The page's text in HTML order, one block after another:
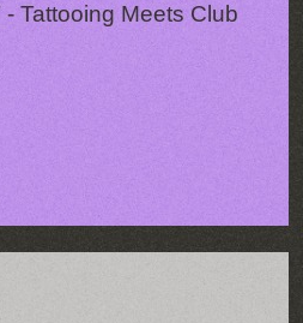
Tattooing Meets Club